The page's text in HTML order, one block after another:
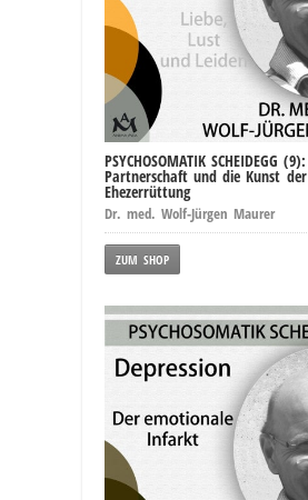
PSYCHOSOMATIK SCHEIDEGG (9):
Partnerschaft und die Kunst der
Ehezerrüttung
Dr. med. Wolf-Jürgen Maurer
ZUM SHOP